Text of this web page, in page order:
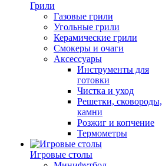
Грили
Газовые грили
Угольные грили
Керамические грили
Смокеры и очаги
Аксессуары
Инструменты для
готовки
Чистка и уход
Решетки, сковороды,
камни
Розжиг и копчение
Термометры
Игровые столы